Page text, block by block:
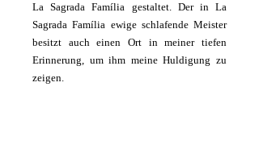
La Sagrada Família gestaltet. Der in La
Sagrada Família ewige schlafende Meister
besitzt auch einen Ort in meiner tiefen
Erinnerung, um ihm meine Huldigung zu
zeigen.